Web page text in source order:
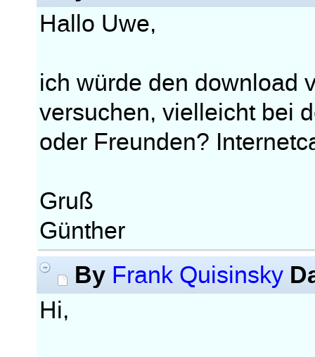
Hallo Uwe,
ich würde den download
versuchen, vielleicht bei
oder Freunden?
Gruß
Günther
By Frank Quisinsky
Hi,